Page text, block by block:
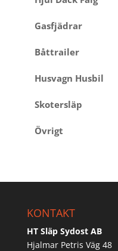
Gasfjädrar
Båttrailer
Husvagn Husbil
Skotersläp
Övrigt
KONTAKT
HT Släp Sydost AB
Hjalmar Petris Väg 48